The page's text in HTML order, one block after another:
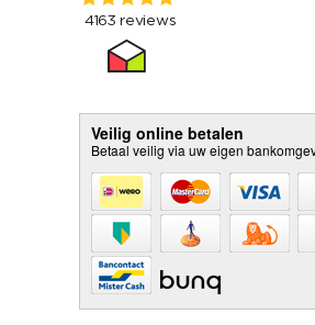
Veilig online betalen
Betaal veilig via uw eigen